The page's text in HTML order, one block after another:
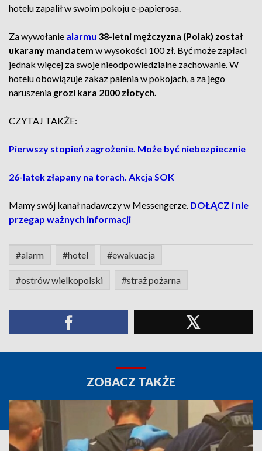
hotelu zapalił w swoim pokoju e-papierosa.
Za wywołanie alarmu 38-letni mężczyzna (Polak) został
ukarany mandatem w wysokości 100 zł. Być może zapłaci
jednak więcej za swoje nieodpowiedzialne zachowanie. W
hotelu obowiązuje zakaz palenia w pokojach, a za jego
naruszenia grozi kara 2000 złotych.
CZYTAJ TAKŻE:
Pierwszy stopień zagrożenie. Może być niebezpiecznie
26-latek złapany na torach. Akcja SOK
Mamy swój kanał nadawczy w Messengerze. DOŁĄCZ i nie
przegap ważnych informacji
#alarm #hotel #ewakuacja
#ostrów wielkopolski #straż pożarna
ZOBACZ TAKŻE